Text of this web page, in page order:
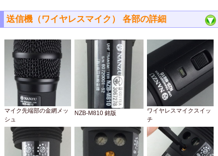
送信機（ワイヤレスマイク） 各部の詳細
マイク先端部の金網メッ
シュ
NZB-M810 銘版
ワイヤレスマイクスイッ
チ